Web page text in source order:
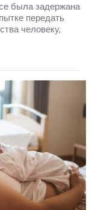
была задержана
передать
человеку,